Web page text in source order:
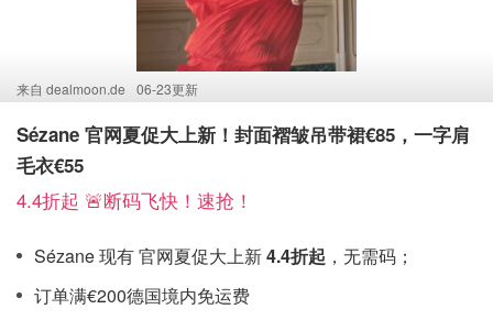
来自 dealmoon.de 06-23更新
Sézane 官网夏促大上新！封面褶皱吊带裙€85，一字肩
毛衣€55
4.4折起 🚨断码飞快！速抢！
Sézane 现有 官网夏促大上新4.4折起 ，无需码；
订单满€200德国境内免运费